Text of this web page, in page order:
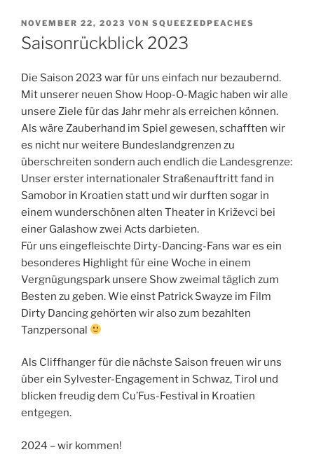
VERÖFFENTLICHT
AM
NOVEMBER 22, 2023 VON SQUEEZEDPEACHES
Saisonrückblick 2023
Die Saison 2023 war für uns einfach nur bezaubernd.
Mit unserer neuen Show Hoop-O-Magic haben wir alle
unsere Ziele für das Jahr mehr als erreichen können.
Als wäre Zauberhand im Spiel gewesen, schafften wir
es nicht nur weitere Bundeslandgrenzen zu
überschreiten sondern auch endlich die Landesgrenze:
Unser erster internationaler Straßenauftritt fand in
Samobor in Kroatien statt und wir durften sogar in
einem wunderschönen alten Theater in Križevci bei
einer Galashow zwei Acts darbieten.
Für uns eingefleischte Dirty-Dancing-Fans war es ein
besonderes Highlight für eine Woche in einem
Vergnügungspark unsere Show zweimal täglich zum
Besten zu geben. Wie einst Patrick Swayze im Film
Dirty Dancing gehörten wir also zum bezahlten
Tanzpersonal
Als Cliffhanger für die nächste Saison freuen wir uns
über ein Sylvester-Engagement in Schwaz, Tirol und
blicken freudig dem Cu’Fus-Festival in Kroatien
entgegen.
2024 – wir kommen!